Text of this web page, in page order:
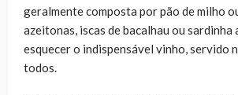
geralmente composta por pão de milho
azeitonas, iscas de bacalhau ou sardinha
esquecer o indispensável vinho, servido
todos.